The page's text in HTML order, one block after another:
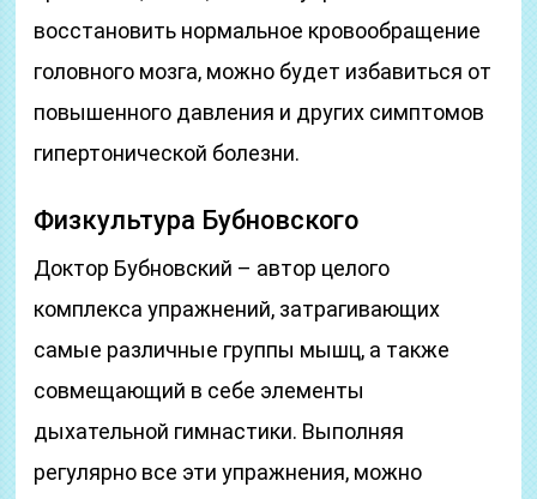
восстановить нормальное кровообращение
головного мозга, можно будет избавиться от
повышенного давления и других симптомов
гипертонической болезни.
Физкультура Бубновского
Доктор Бубновский – автор целого
комплекса упражнений, затрагивающих
самые различные группы мышц, а также
совмещающий в себе элементы
дыхательной гимнастики. Выполняя
регулярно все эти упражнения, можно